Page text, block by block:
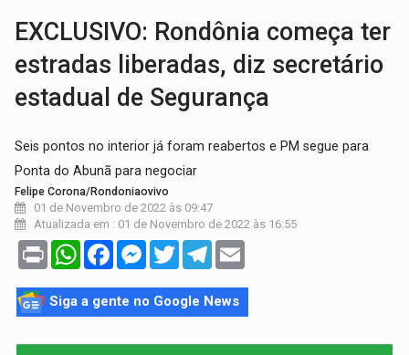
EXCLUSIVO: Rondônia começa ter
estradas liberadas, diz secretário
estadual de Segurança
Seis pontos no interior já foram reabertos e PM segue para
Ponta do Abunã para negociar
Felipe Corona/Rondoniaovivo
01 de Novembro de 2022 às 09:47
Atualizada em : 01 de Novembro de 2022 às 16:55
Print WhatsAppFacebookMessenger
TwitterTelegram
Siga a gente no Google News